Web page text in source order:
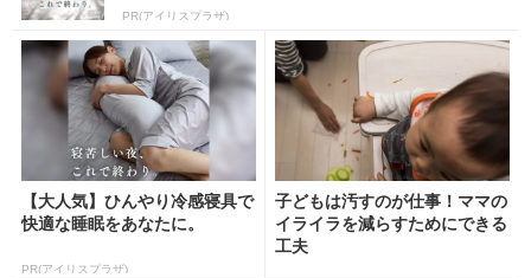
PR(アイリスプラザ)
【大人気】ひんやり冷感寝具で
快適な睡眠をあなたに。
PR(アイリスプラザ)
子どもは汚すのが仕事！ママの
イライラを減らすためにできる
工夫